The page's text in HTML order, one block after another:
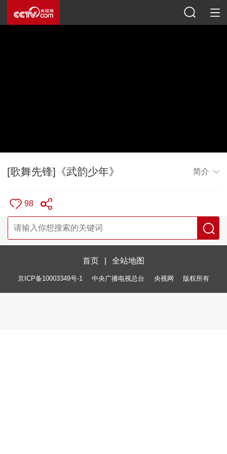
[歌舞先锋]《武韵少年》 简介
98
首页 全站地图
京ICP备10003349号-1 中央广播电视总台 央视网 版权所有